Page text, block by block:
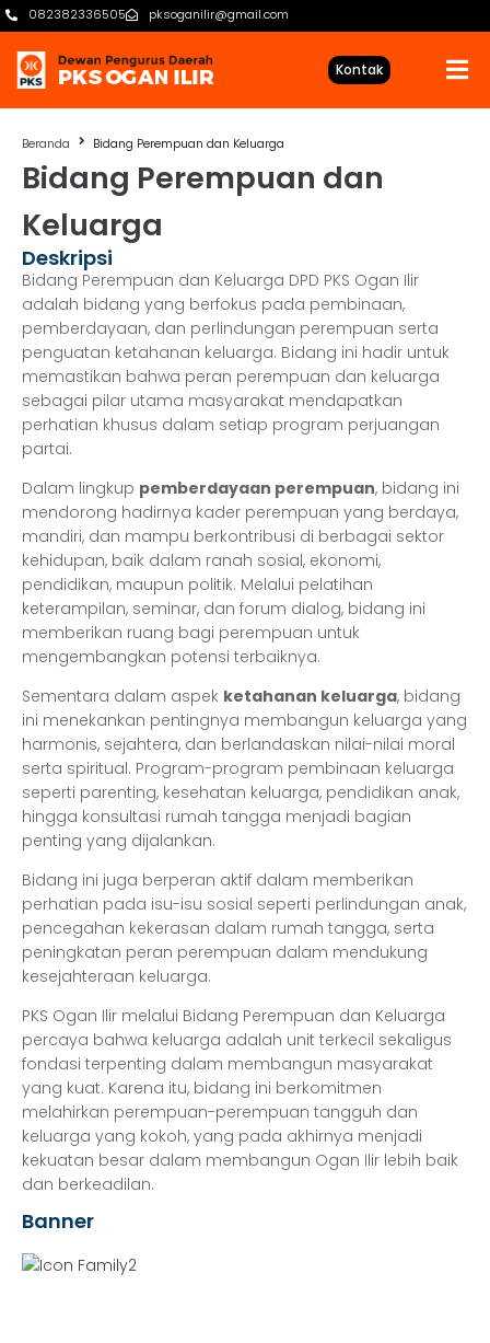
082382336505 pksoganilir@gmail.com
Kontak
Beranda Bidang Perempuan dan Keluarga
Bidang Perempuan dan
Keluarga
Deskripsi
Bidang Perempuan dan Keluarga DPD PKS Ogan Ilir
adalah bidang yang berfokus pada pembinaan,
pemberdayaan, dan perlindungan perempuan serta
penguatan ketahanan keluarga. Bidang ini hadir untuk
memastikan bahwa peran perempuan dan keluarga
sebagai pilar utama masyarakat mendapatkan
perhatian khusus dalam setiap program perjuangan
partai.
Dalam lingkup pemberdayaan perempuan, bidang ini
mendorong hadirnya kader perempuan yang berdaya,
mandiri, dan mampu berkontribusi di berbagai sektor
kehidupan, baik dalam ranah sosial, ekonomi,
pendidikan, maupun politik. Melalui pelatihan
keterampilan, seminar, dan forum dialog, bidang ini
memberikan ruang bagi perempuan untuk
mengembangkan potensi terbaiknya.
Sementara dalam aspek ketahanan keluarga, bidang
ini menekankan pentingnya membangun keluarga yang
harmonis, sejahtera, dan berlandaskan nilai-nilai moral
serta spiritual. Program-program pembinaan keluarga
seperti parenting, kesehatan keluarga, pendidikan anak,
hingga konsultasi rumah tangga menjadi bagian
penting yang dijalankan.
Bidang ini juga berperan aktif dalam memberikan
perhatian pada isu-isu sosial seperti perlindungan anak,
pencegahan kekerasan dalam rumah tangga, serta
peningkatan peran perempuan dalam mendukung
kesejahteraan keluarga.
PKS Ogan Ilir melalui Bidang Perempuan dan Keluarga
percaya bahwa keluarga adalah unit terkecil sekaligus
fondasi terpenting dalam membangun masyarakat
yang kuat. Karena itu, bidang ini berkomitmen
melahirkan perempuan-perempuan tangguh dan
keluarga yang kokoh, yang pada akhirnya menjadi
kekuatan besar dalam membangun Ogan Ilir lebih baik
dan berkeadilan.
Banner